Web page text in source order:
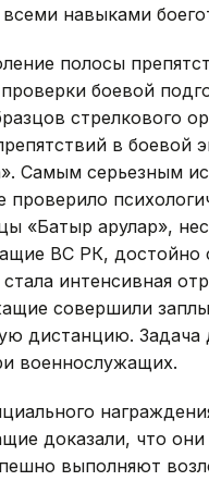
навыками
полосы
боевой
стрелкового
в боевой
Самым серьезным
проверило
«Батыр арулар»,
ВС РК,
интенсивная
совершили
дистанцию. Задача
военнослужащих.
доказали, что
выполняют